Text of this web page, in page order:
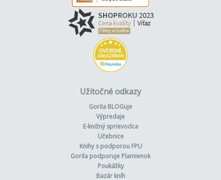
Užitočné odkazy
Gorila BLOGuje
Výpredaje
E-knižný sprievodca
Učebnice
Knihy s podporou FPU
Gorila podporuje Plamienok
Poukážky
Bazár kníh